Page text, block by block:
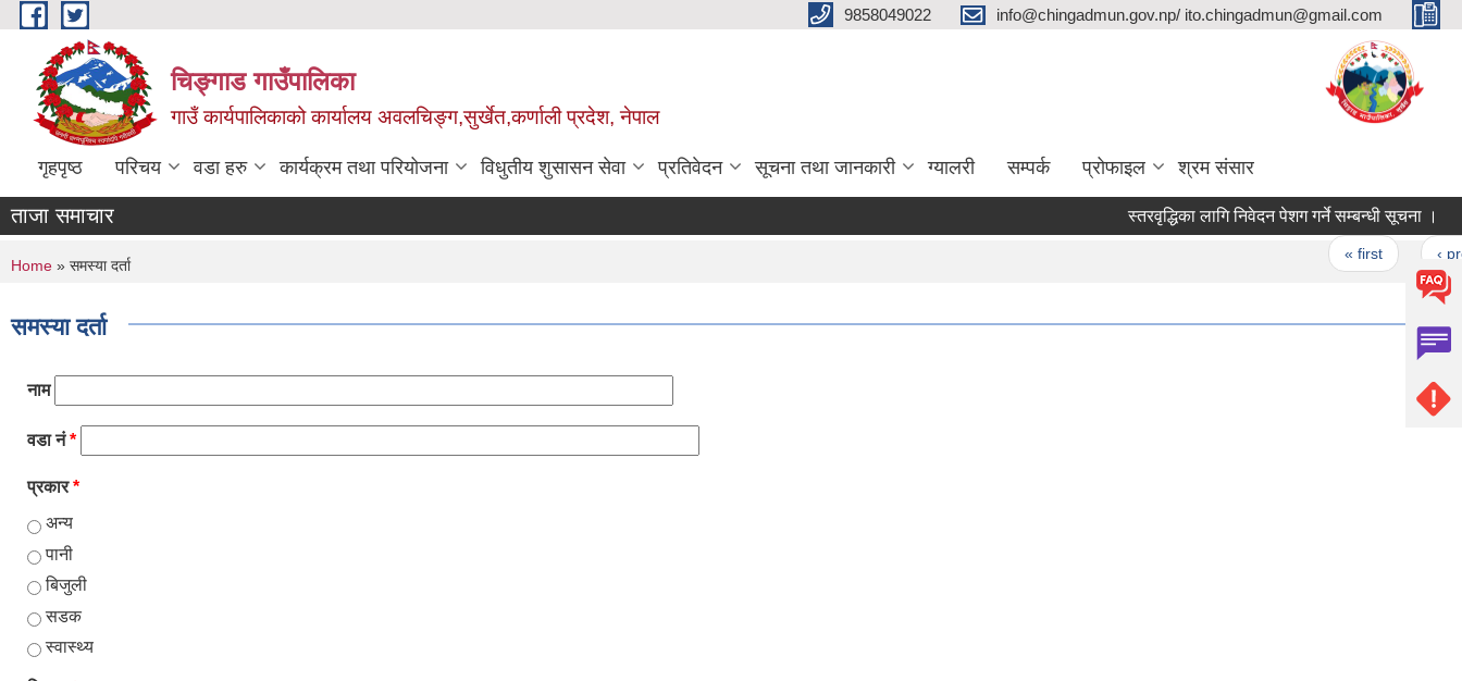
Skip to main content 9858049022 info@chingadmun.gov.np/ ito.chingadmun@gmail.com
चिङ्गाड गाउँपालिका
गाउँ कार्यपालिकाको कार्यालय अवलचिङ्ग,सुर्खेत,कर्णाली प्रदेश, नेपाल
गृहपृष्ठ परिचय वडा हरु कार्यक्रम तथा परियोजना विधुतीय शुसासन सेवा प्रतिवेदन सूचना तथा जानकारी ग्यालरी सम्पर्क प्रोफाइल श्रम संसार
ताजा समाचार स्तरवृद्धिका लागि निवेदन पेशग गर्ने सम्बन्धी सूचना ।
« first ‹
You are here
Home » समस्या दर्ता
समस्या दर्ता
नाम
वडा नं*
प्रकार*
अन्य
पानी
बिजुली
सडक
स्वास्थ्य